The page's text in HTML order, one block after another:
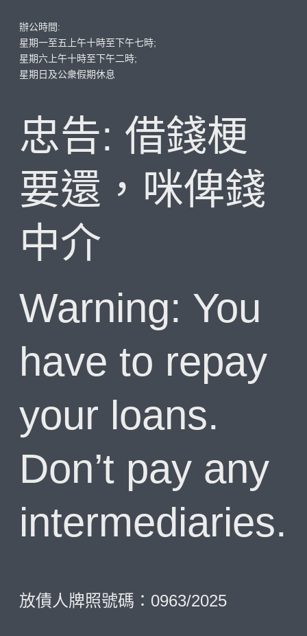
辦公時間:
星期一至五上午十時至下午七時;
星期六上午十時至下午二時;
星期日及公衆假期休息
忠告: 借錢梗
要還，咪俾錢
中介
Warning: You
have to repay
your loans.
Don’t pay any
intermediaries.
放債人牌照號碼：0963/2025